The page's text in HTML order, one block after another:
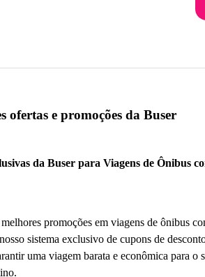
ofertas e promoções da Buser
da Buser para Viagens de Ônibus
promoções em viagens de ônibus
sistema exclusivo de cupons de
uma viagem barata e econômica para o